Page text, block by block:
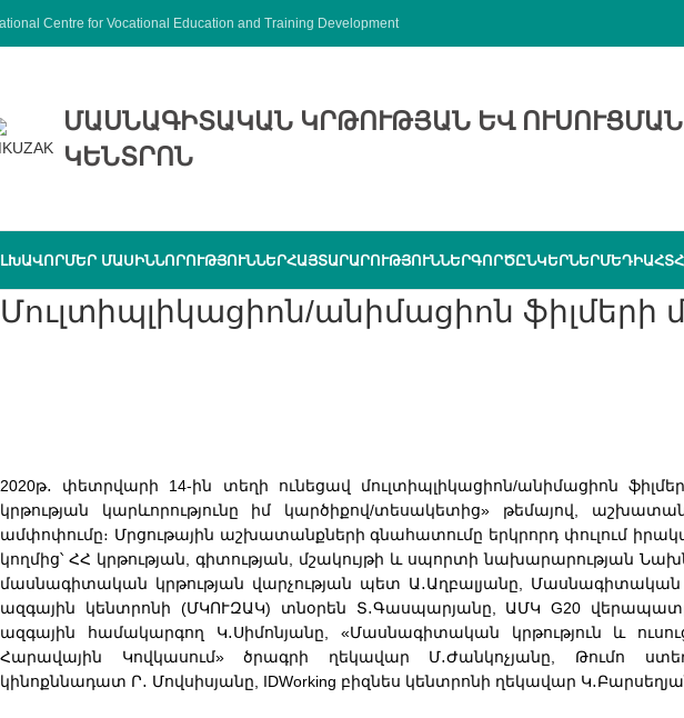
Centre for Vocational Education and Training Development
ՄԱՍՆԱԳԻՏԱԿԱՆ ԿՐԹՈՒԹՅԱՆ ԵՎ
ԿԵՆՏՐՈՆ
ՄԵՐ ՄԱՍԻՆՆՈՐՈՒԹՅՈՒՆՆԵՐՀԱՅՏԱՐԱՐՈՒԹՅՈՒՆՆԵՐԳՈՐԾԸՆԿԵՐՆԵՐՄԵԴԻԱՀՏՀ
Մուլտիպլիկացիոն/անիմացիոն ֆիլմերի
2020թ․ փետրվարի 14-ին տեղի ունեցավ մուլտիպլիկացիոն/անիմացիոն
կրթության կարևորությունը իմ կարծիքով/տեսակետից» թեմայով,
ամփոփումը։ Մրցութային աշխատանքների գնահատումը երկրորդ փուլում
կողմից՝ ՀՀ կրթության, գիտության, մշակույթի և սպորտի նախարարության
մասնագիտական կրթության վարչության պետ Ա․Աղբալյանը, Մասնագիտական
ազգային կենտրոնի (ՄԿՈՒԶԱԿ) տնօրեն Տ․Գասպարյանը, ԱՄԿ G20
ազգային համակարգող Կ․Սիմոնյանը, «Մասնագիտական կրթություն և
Հարավային Կովկասում» ծրագրի ղեկավար Մ․Ժանկոչյանը, Թումո
կինոքննադատ Ր․ Մովսիսյանը, IDWorking բիզնես կենտրոնի ղեկավար